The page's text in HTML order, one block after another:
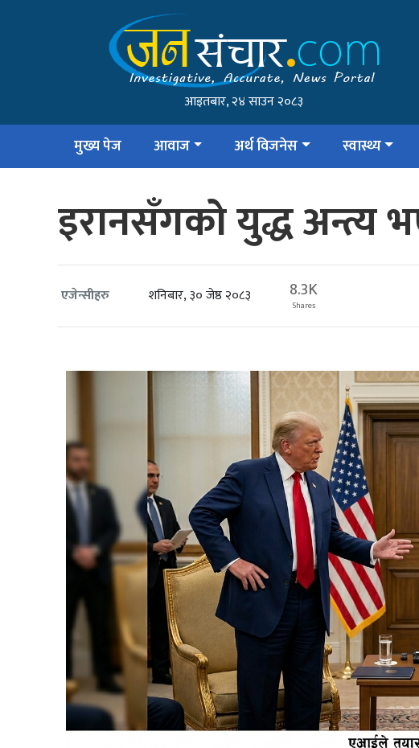
आइतबार, २४ साउन २०८३
मुख्य पेज आवाज अर्थ विजनेस स्वास्थ्य
इरानसँगको युद्ध अन्त्य
एजेन्सीहरु शनिबार, ३० जेष्ठ २०८३ 8.3K
Shares